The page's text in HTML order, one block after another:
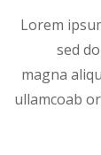
Lorem
sed
magna
ullamcoab